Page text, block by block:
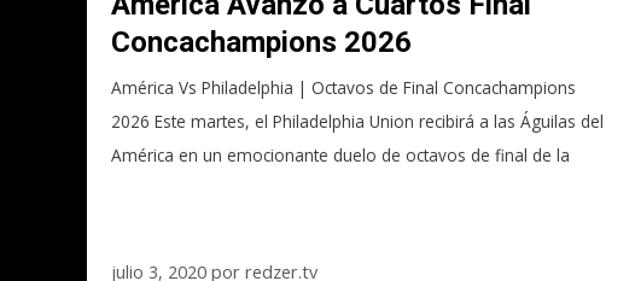
Concachampions 2026
América Vs Philadelphia | Octavos de Final Concachampions
2026 Este martes, el Philadelphia Union recibirá a las Águilas del
América en un emocionante duelo de octavos de final de la
julio 3, 2020 por redzer.tv